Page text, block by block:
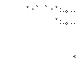
*･゜ﾟ･*:.｡
*:.｡